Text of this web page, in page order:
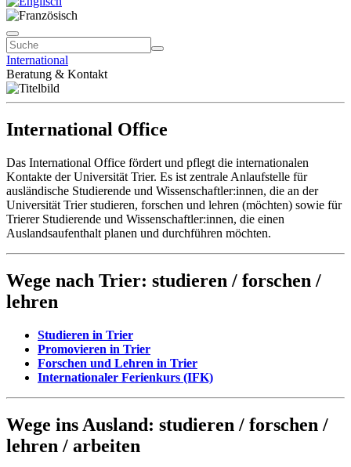
International
Beratung & Kontakt
International Office
Das International Office fördert und pflegt die internationalen
Kontakte der Universität Trier. Es ist zentrale Anlaufstelle für
ausländische Studierende und Wissenschaftler:innen, die an der
Universität Trier studieren, forschen und lehren (möchten) sowie für
Trierer Studierende und Wissenschaftler:innen, die einen
Auslandsaufenthalt planen und durchführen möchten.
Wege nach Trier: studieren / forschen /
lehren
Studieren in Trier
Promovieren in Trier
Forschen und Lehren in Trier
Internationaler Ferienkurs (IFK)
Wege ins Ausland: studieren / forschen /
lehren / arbeiten